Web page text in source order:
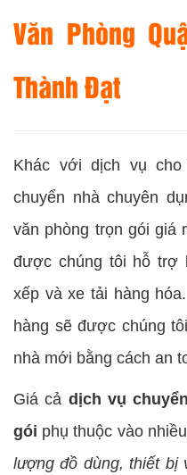
Văn Phòng
Thành Đạt
Khác với dịch vụ
chuyển nhà chuyên
văn phòng trọn gói giá
được chúng tôi hỗ trợ
xếp và xe tải hàng
hàng sẽ được chúng
nhà mới bằng cách an
Giá cả dịch vụ
gói phụ thuộc vào
lượng đồ dùng, thiết bị